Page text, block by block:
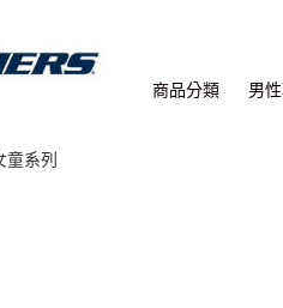
商品分類 男
童系列